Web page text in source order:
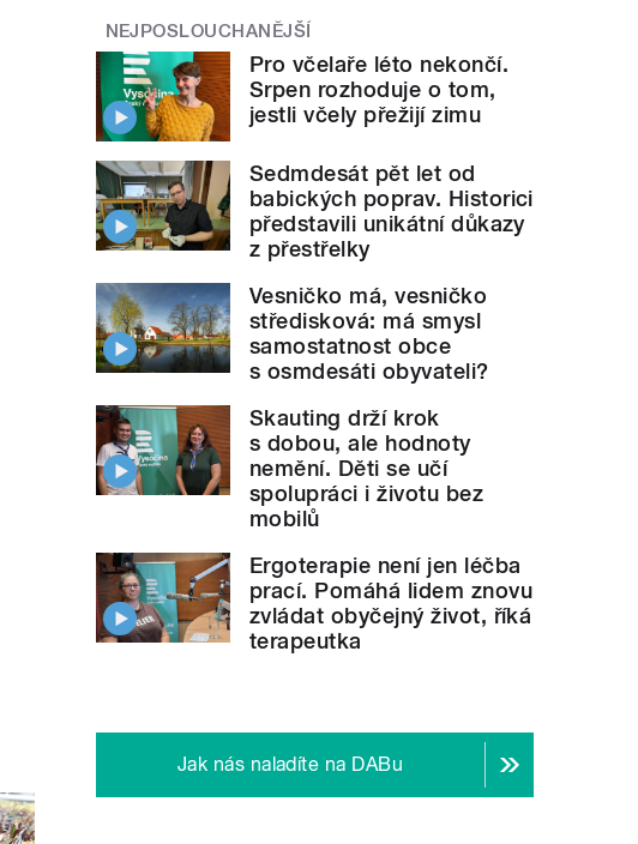
NEJPOSLOUCHANĚJŠÍ
Pro včelaře léto nekončí.
Srpen rozhoduje o tom,
jestli včely přežijí zimu
Sedmdesát pět let od
babických poprav. Historici
představili unikátní důkazy
z přestřelky
Vesničko má, vesničko
středisková: má smysl
samostatnost obce
s osmdesáti obyvateli?
Skauting drží krok
s dobou, ale hodnoty
nemění. Děti se učí
spolupráci i životu bez
mobilů
Ergoterapie není jen léčba
prací. Pomáhá lidem znovu
zvládat obyčejný život, říká
terapeutka
Jak nás naladíte na DABu